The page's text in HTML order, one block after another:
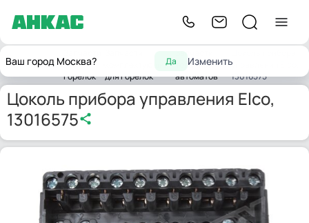
Ваш город Москва? Да Изменить
Главнаядля
горелок
комплектующих
для горелок
топочных
автоматов
управления Elco,
13016575
Цоколь прибора управления Elco,
13016575